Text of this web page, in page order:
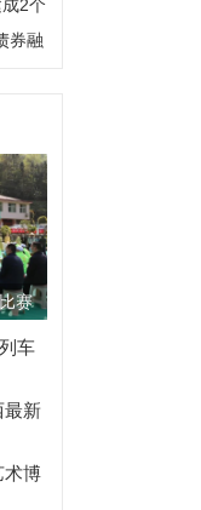
2个
券融
赛
车
最新
术博